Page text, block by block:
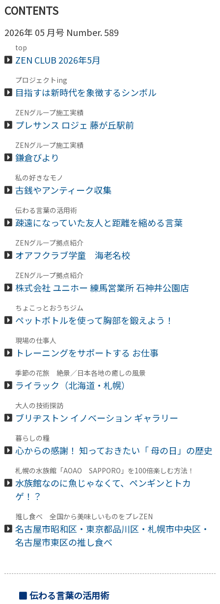
CONTENTS
2026年 05 月号 Number. 589
top
ZEN CLUB 2026年5月
プロジェクトing
目指すは新時代を象徴するシンボル
ZENグループ施工実績
プレサンス ロジェ 藤が丘駅前
ZENグループ施工実績
鎌倉びより
私の好きなモノ
古銭やアンティーク収集
伝わる言葉の活用術
疎遠になっていた友人と距離を縮める言葉
ZENグループ拠点紹介
オアフクラブ学童 海老名校
ZENグループ拠点紹介
株式会社 ユニホー 練馬営業所 石神井公園店
ちょこっとおうちジム
ペットボトルを使って胸部を鍛えよう！
現場の仕事人
トレーニングをサポートする お仕事
季節の花旅 絶景／日本各地の癒しの風景
ライラック（北海道・札幌）
大人の技術探訪
ブリヂストン イノベーション ギャラリー
暮らしの糧
心からの感謝！ 知っておきたい「 母の日」の歴史
札幌の水族館「AOAO SAPPORO」を100倍楽しむ方法！
水族館なのに魚じゃなくて、ペンギンとトカ
ゲ！？
推し食べ 全国から美味しいものをプレZEN
名古屋市昭和区・東京都品川区・札幌市中央区・
名古屋市東区の推し食べ
伝わる言葉の活用術